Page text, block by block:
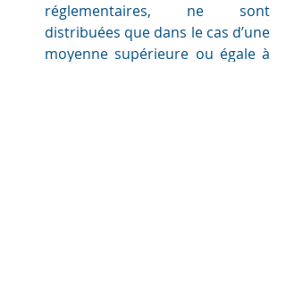
réglementaires, ne sont
distribuées que dans le cas d’une
moyenne supérieure ou égale à